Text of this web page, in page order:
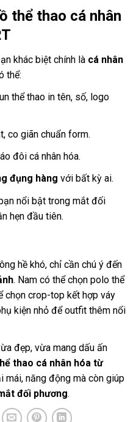
thể thao cá nhân
khác biệt chính là cá nhân
thể:
thể thao in tên, số, logo
co giãn chuẩn form.
đôi cá nhân hóa.
đụng hàng với bất kỳ ai.
nổi bật trong mắt đối
hẹn đầu tiên.
hề khó, chỉ cần chú ý đến
. Nam có thể chọn polo thể
chọn crop-top kết hợp váy
kiện nhỏ để outfit thêm nổi
đẹp, vừa mang dấu ấn
thao cá nhân hóa từ
mái, năng động mà còn giúp
đối phương.